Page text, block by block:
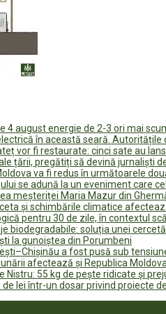
4 august energie de 2-3 ori mai
în această seară. Autoritățile
vor fi restaurate: cinci sate au
țării, pregătiți să devină jurnaliști
va fi redus în următoarele
se adună la un eveniment care
meșteriței Maria Mazur din
și schimbările climatice
pentru 30 de zile, în contextul
biodegradabile: soluția unei
la gunoiștea din Porumbeni
a fost pusă sub
afectează și Republica Moldova
Nistru: 55 kg de pește ridicate și
lei într-un dosar privind proiecte